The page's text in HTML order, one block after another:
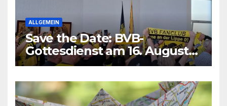
ALLGEMEIN
Save the Date: BVB-
Gottesdienst am 16. August
2026